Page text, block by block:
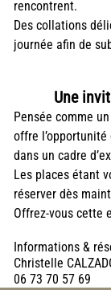
rencontrent.
Des collations
journée afin de
Une
Pensée comme
offre
dans un cadre
Les places étant
réserver dès
Offrez-vous cette
Informations &
Christelle
06 73 70 57 69